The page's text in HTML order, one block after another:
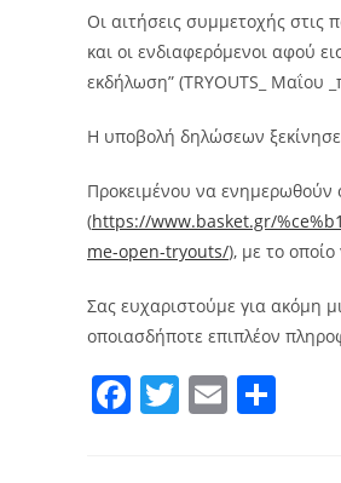
Οι αιτήσεις συμμετοχής
και οι ενδιαφερόμενοι αφού
εκδήλωση” (TRYOUTS_ Μαΐου
Η υποβολή δηλώσεων ξεκίνησε
Προκειμένου να ενημερωθούν
(https://www.basket.gr/
me-open-tryouts/), με το
Σας ευχαριστούμε για ακόμη
οποιασδήποτε επιπλέον
F T E